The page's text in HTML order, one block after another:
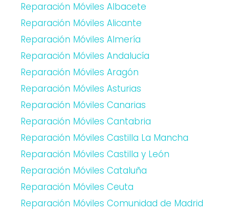
Reparación Móviles Albacete
Reparación Móviles Alicante
Reparación Móviles Almería
Reparación Móviles Andalucía
Reparación Móviles Aragón
Reparación Móviles Asturias
Reparación Móviles Canarias
Reparación Móviles Cantabria
Reparación Móviles Castilla La Mancha
Reparación Móviles Castilla y León
Reparación Móviles Cataluña
Reparación Móviles Ceuta
Reparación Móviles Comunidad de Madrid